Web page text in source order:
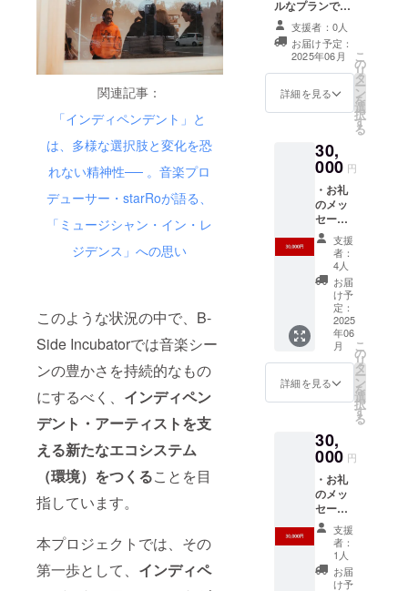
関連記事：
「インディペンデント」と
は、多様な選択肢と変化を恐
れない精神性── 。音楽プロ
デューサー・starRoが語る、
「ミュージシャン・イン・レ
ジデンス」への思い
このような状況の中で、B-
Side Incubatorでは音楽シー
ンの豊かさを持続的なもの
にするべく、 インディペン
デント・アーティストを支
える新たなエコシステム
（環境）をつくることを目
指しています。
本プロジェクトでは、その
第一歩として、 インディペ
提供 ・
2024年
に開催
したB-
Side
のアー
カイブ
支援
時、必
ず備考
欄に掲
載を希
望され
るお名
前をご
記入く
ださい
※イベン
ト会場
への交
通費や
滞在費
でご負
担くだ
※アーカ
イブ動
画の概
要は
ページ
本文最
下部に
記載を
してお
りま
す。
ルなプランで
す。支援者：0人
お届け予定：
2025年06月
詳細を見る
こ
の
リ
タ
ー
ン
を
選
択
す
る
30,
000 円
・お礼
のメッ
セージ
・ナ
レッジ
集にお
名前掲
載 ・ナ
レッジ
集を冊
子にて
配布 ・
ナレッ
ジ集の
リリー
スイベ
（都内
実施）
にご招
待 ・
2024年
に開催
したB-
Side
School
のアー
カイブ
支援
者：
4人
お届
け予
定：
2025
年06
月
詳細を見る
こ
の
リ
タ
ー
ン
を
選
択
す
る
30,
000 円
・お礼
のメッ
セージ
・ナ
レッジ
集にお
名前掲
載 ・ナ
支援
者：
1人
お届
け予